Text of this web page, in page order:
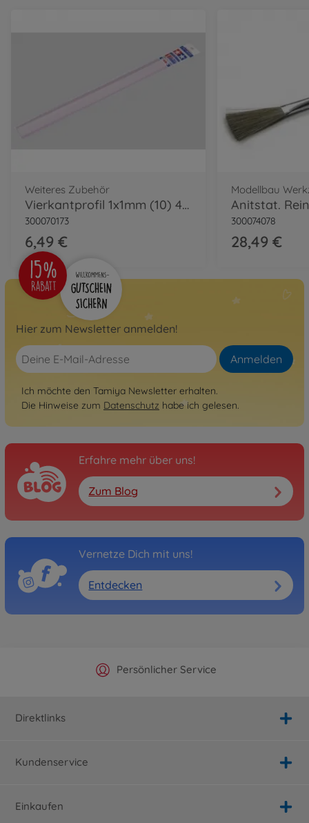
Weiteres Zubehör
Vierkantprofil 1x1mm (10) 400mm w.Kst.
300070173
6,49 €
Modellbau
300074078
28,49 €
Hier zum Newsletter anmelden!
Anmelden
Ich möchte den Tamiya Newsletter erhalten.
Die Hinweise zum Datenschutz habe ich gelesen.
Erfahre mehr über uns!
Zum Blog
Vernetze Dich mit uns!
Entdecken
Offizieller Hersteller Shop
Persönlicher Service
Versandkostenfrei ab 25€
Schnelle Lieferung
Direktlinks
Kundenservice
Einkaufen